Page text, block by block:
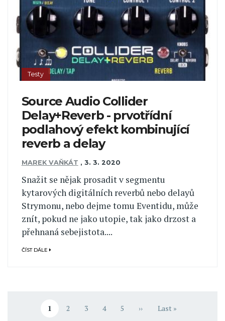
Testy
Source Audio Collider
Delay+Reverb - prvotřídní
podlahový efekt kombinující
reverb a delay
MAREK VAŇKÁT , 3. 3. 2020
Snažit se nějak prosadit v segmentu
kytarových digitálních reverbů nebo delayů
Strymonu, nebo dejme tomu Eventidu, může
znít, pokud ne jako utopie, tak jako drzost a
přehnaná sebejistota....
ČÍST DÁLE
Aktuální stránka
1 Stránka
2 Stránka
3 Stránka
4 Stránka
5 Následující stránka
›› Poslední stránka
Last »